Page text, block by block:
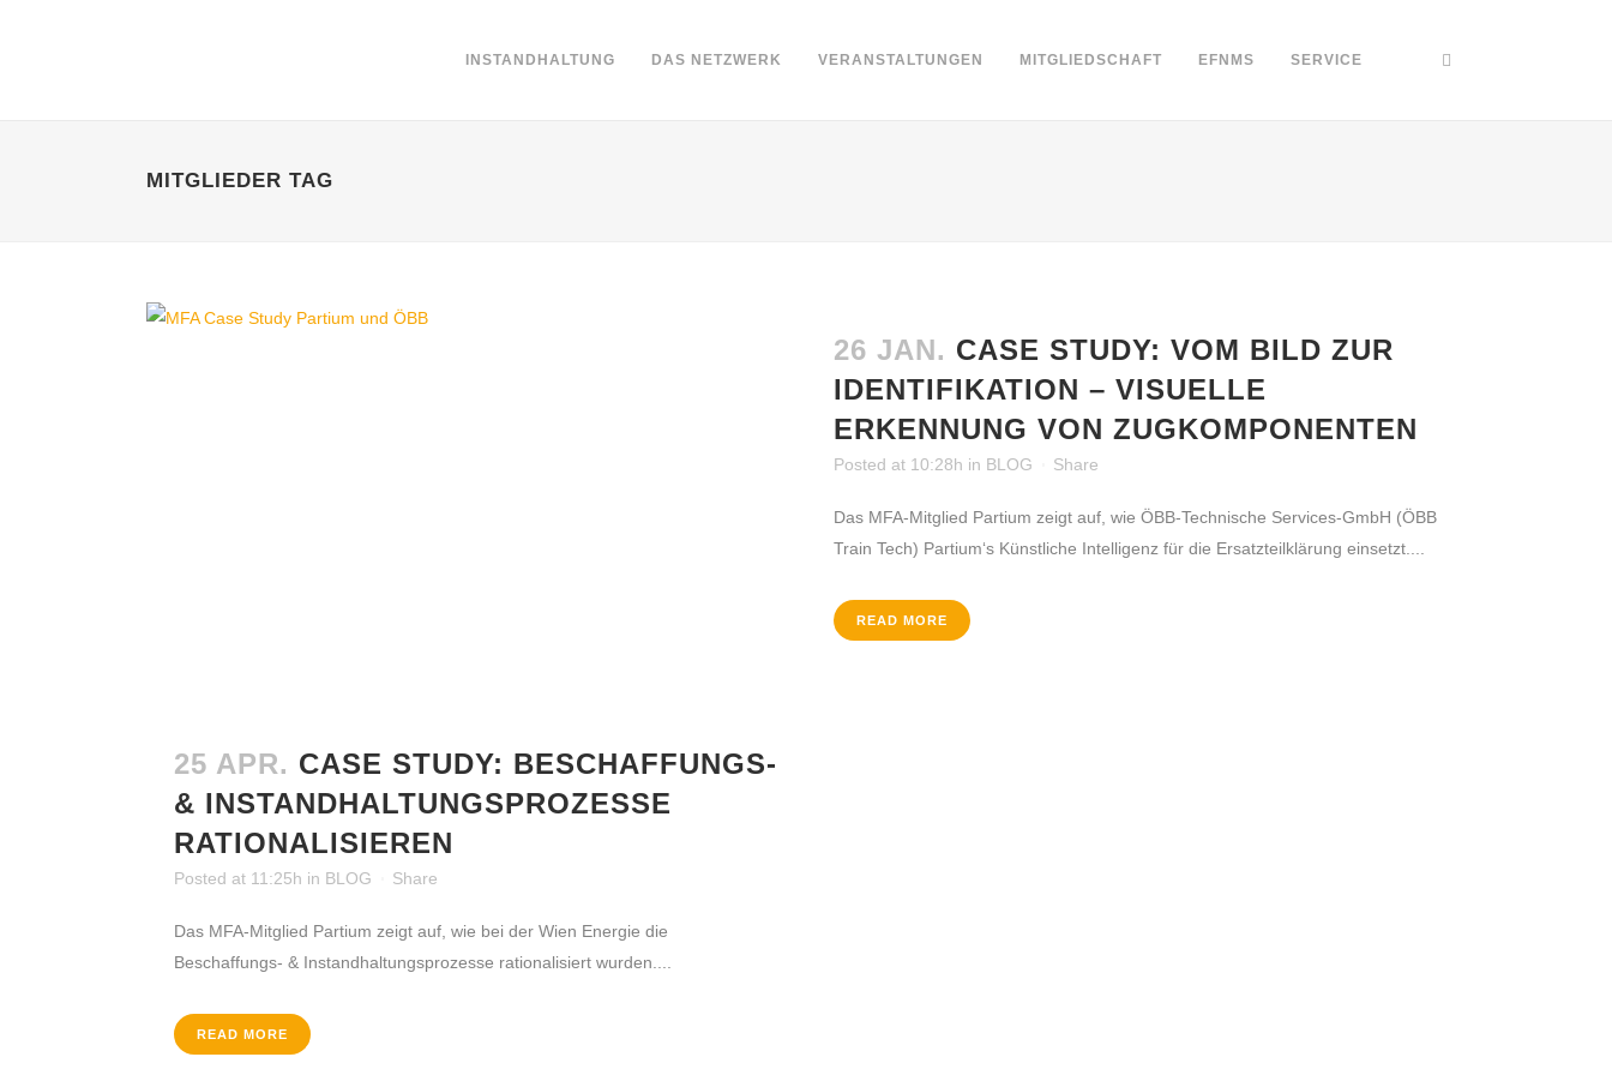
INSTANDHALTUNG DAS NETZWERK VERANSTALTUNGEN MITGLIEDSCHAFT EFNMS SERVICE
MITGLIEDER TAG
26 JAN. CASE STUDY: VOM BILD ZUR
IDENTIFIKATION – VISUELLE
ERKENNUNG VON ZUGKOMPONENTEN
Posted at 10:28h in BLOG Share
Das MFA-Mitglied Partium zeigt auf, wie ÖBB-Technische Services-GmbH (ÖBB
Train Tech) Partium‘s Künstliche Intelligenz für die Ersatzteilklärung einsetzt....
READ MORE
25 APR. CASE STUDY: BESCHAFFUNGS-
& INSTANDHALTUNGSPROZESSE
RATIONALISIEREN
Posted at 11:25h in BLOG Share
Das MFA-Mitglied Partium zeigt auf, wie bei der Wien Energie die
Beschaffungs- & Instandhaltungsprozesse rationalisiert wurden....
READ MORE
Krimpling 2
A-5071 Wals bei Salzburg
Fon: +43 / 662 / 857123
Email:
office@mfa-netzwerk.at
zwischen Wirtschaft und Wissenschaft in den
Bereichen Instandhaltung, Facility Management und